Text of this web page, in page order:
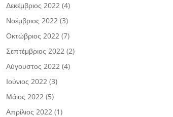
Δεκέμβριος 2022 (4)
Νοέμβριος 2022 (3)
Οκτώβριος 2022 (7)
Σεπτέμβριος 2022 (2)
Αύγουστος 2022 (4)
Ιούνιος 2022 (3)
Μάιος 2022 (5)
Απρίλιος 2022 (1)